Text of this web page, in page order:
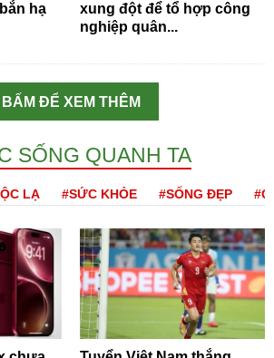
hạ
xung đột để tổ hợp công
nghiệp quân...
BẤM ĐỂ XEM THÊM
SỐNG QUANH TA
LẠ #SỨC KHỎE #SỐNG ĐẸP